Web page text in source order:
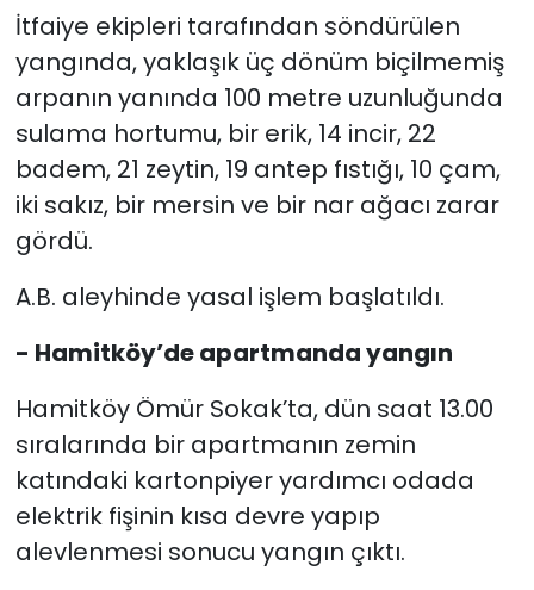
İtfaiye ekipleri tarafından söndürülen
yangında, yaklaşık üç dönüm biçilmemiş
arpanın yanında 100 metre uzunluğunda
sulama hortumu, bir erik, 14 incir, 22
badem, 21 zeytin, 19 antep fıstığı, 10 çam,
iki sakız, bir mersin ve bir nar ağacı zarar
gördü.
A.B. aleyhinde yasal işlem başlatıldı.
- Hamitköy’de apartmanda yangın
Hamitköy Ömür Sokak’ta, dün saat 13.00
sıralarında bir apartmanın zemin
katındaki kartonpiyer yardımcı odada
elektrik fişinin kısa devre yapıp
alevlenmesi sonucu yangın çıktı.
TÜRKiYE
Video Galeri
YAŞAM
Yazarlar